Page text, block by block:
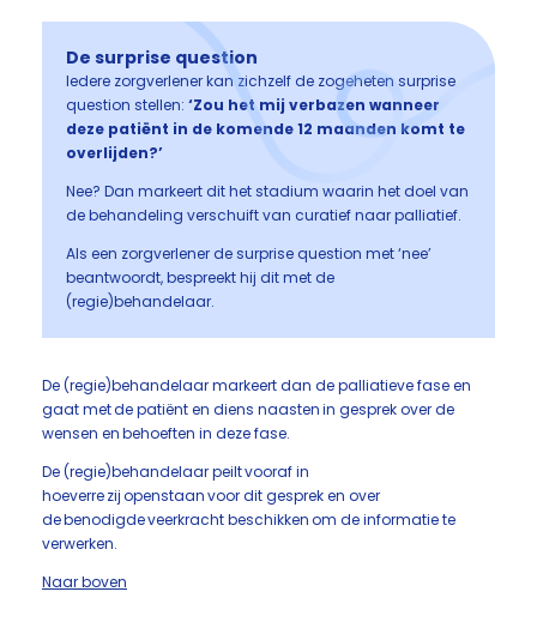
De surprise question
Iedere zorgverlener kan zichzelf de zogeheten surprise
question stellen: ‘Zou het mij verbazen wanneer
deze patiënt in de komende 12 maanden komt te
overlijden?’
Nee? Dan markeert dit het stadium waarin het doel van
de behandeling verschuift van curatief naar palliatief.
Als een zorgverlener de surprise question met ‘nee’
beantwoordt, bespreekt hij dit met de
(regie)behandelaar.
De (regie)behandelaar markeert dan de palliatieve fase en
gaat met de patiënt en diens naasten in gesprek over de
wensen en behoeften in deze fase.
De (regie)behandelaar peilt vooraf in
hoeverre zij openstaan voor dit gesprek en over
de benodigde veerkracht beschikken om de informatie te
verwerken.
Naar boven